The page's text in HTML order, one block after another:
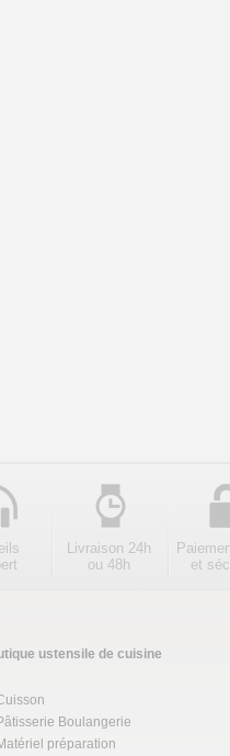
Livraison 24h
ou 48h
et
ustensile de cuisine
Boulangerie
préparation